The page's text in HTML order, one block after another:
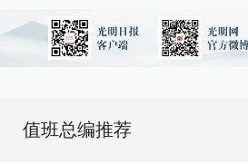
值班总编推荐